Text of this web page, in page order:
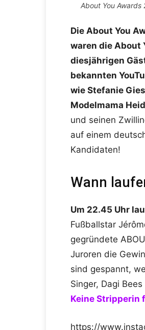
About You Awards
Die About You
waren die About
diesjährigen
bekannten
wie Stefanie
Modelmama
und seinen
auf einem
Kandidaten!
Wann
Um 22.45 Uhr
Fußballstar
gegründete
Juroren die
sind gespannt,
Singer, Dagi
Keine Stripperin
https://